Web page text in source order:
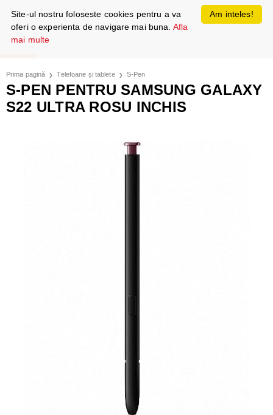
Prima pagină Telefoane și tablete S-Pen
S-PEN PENTRU SAMSUNG GALAXY
S22 ULTRA ROSU INCHIS
Am inteles!
Site-ul nostru foloseste cookies pentru a va
oferi o experienta de navigare mai buna. Afla
mai multe